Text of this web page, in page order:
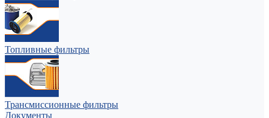
Топливные фильтры
Трансмиссионные фильтры
Документы